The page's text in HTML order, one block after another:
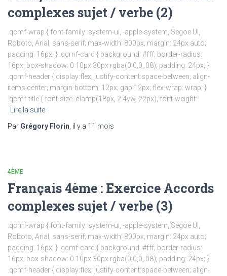
complexes sujet / verbe (2)
.qcmf-wrap { font-family: system-ui, -apple-system, Segoe UI,
Roboto, Arial, sans-serif; max-width: 800px; margin: 24px auto;
padding: 16px; } .qcmf-card { background: #fff; border-radius:
16px; box-shadow: 0 10px 30px rgba(0,0,0,.08); padding: 24px; }
.qcmf-header { display:flex; justify-content:space-between; align-
items:center; margin-bottom: 12px; gap:12px; flex-wrap: wrap; }
.qcmf-title { font-size: clamp(18px, 2.4vw, 22px); font-weight:
Lire la suite
Par Grégory Florin , il y a 11 mois
4ÈME
Français 4ème : Exercice Accords
complexes sujet / verbe (3)
.qcmf-wrap { font-family: system-ui, -apple-system, Segoe UI,
Roboto, Arial, sans-serif; max-width: 800px; margin: 24px auto;
padding: 16px; } .qcmf-card { background: #fff; border-radius:
16px; box-shadow: 0 10px 30px rgba(0,0,0,.08); padding: 24px; }
.qcmf-header { display:flex; justify-content:space-between; align-